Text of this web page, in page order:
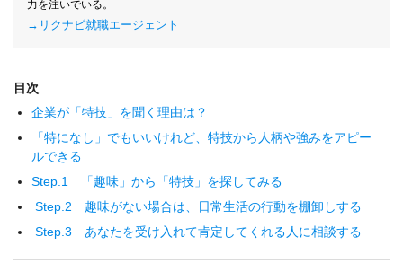
力を注いでいる。
→リクナビ就職エージェント
目次
企業が「特技」を聞く理由は？
「特になし」でもいいけれど、特技から人柄や強みをアピー
ルできる
Step.1 「趣味」から「特技」を探してみる
Step.2 趣味がない場合は、日常生活の行動を棚卸しする
Step.3 あなたを受け入れて肯定してくれる人に相談する